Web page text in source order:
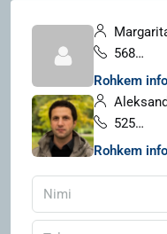
56814011
Rohkem
5258008
Rohkem